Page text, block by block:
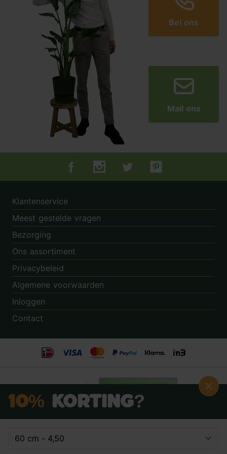
Bel ons
Mail ons
Tuincentrum.nl op Facebook
Tuincentrum.nl op Instagram
Tuincentrum.nl op Twitter
Tuincentrum.nl op
Klantenservice
Meest gestelde vragen
Bezorging
Ons assortiment
Privacybeleid
Algemene voorwaarden
Inloggen
Contact
10% Korting?